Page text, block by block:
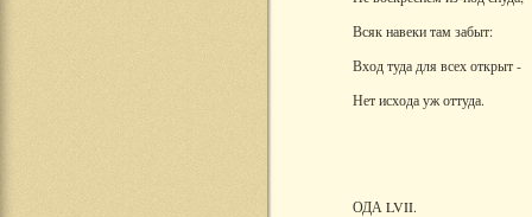
Всяк навеки там забыт:
Вход туда для всех открыт -
Нет исхода уж оттуда.
ОДА LVII.